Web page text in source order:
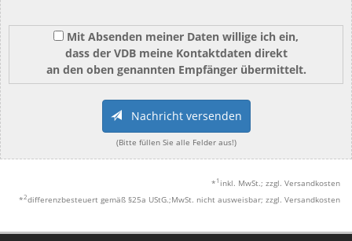
Mit Absenden meiner Daten willige ich ein,
dass der VDB meine Kontaktdaten direkt
an den oben genannten Empfänger übermittelt.
Nachricht versenden
(Bitte füllen Sie alle Felder aus!)
* 1 inkl. MwSt.; zzgl. Versandkosten
*2differenzbesteuert gemäß §25a UStG.;MwSt. nicht ausweisbar; zzgl. Versandkosten